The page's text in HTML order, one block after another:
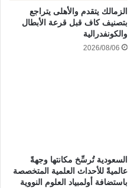
الزمالك يتقدم والأهلى يتراجع
بتصنيف كاف قبل قرعة الأبطال
والكونفدرالية
2026/08/06
السعودية تُرسِّخ مكانتها وجهةً
عالميةً للأحداث العلمية المتخصصة
باستضافة أولمبياد العلوم النووية